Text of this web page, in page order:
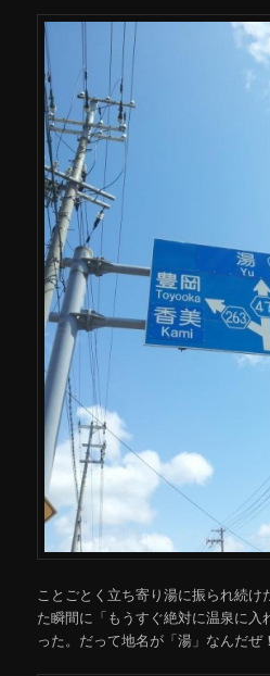
ことごとく立ち寄り湯に振られ続
た瞬間に「もうすぐ絶対に温泉に入
った。だって地名が「湯」なんだぜ